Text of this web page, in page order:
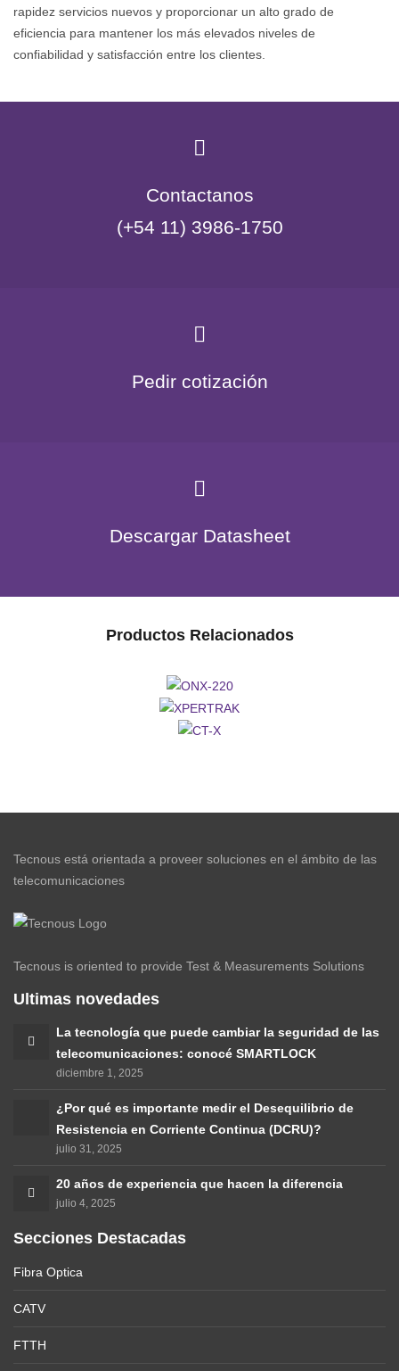
rapidez servicios nuevos y proporcionar un alto grado de
eficiencia para mantener los más elevados niveles de
confiabilidad y satisfacción entre los clientes.
Contactanos
(+54 11) 3986-1750
Pedir cotización
Descargar Datasheet
Productos Relacionados
ONX-
220
XPERTRAK
Tecnous está orientada a proveer soluciones en el ámbito de las
telecomunicaciones
Tecnous is oriented to provide Test & Measurements Solutions
Ultimas novedades
La tecnología que puede cambiar la seguridad de las
telecomunicaciones: conocé SMARTLOCK
diciembre 1, 2025
¿Por qué es importante medir el Desequilibrio de
Resistencia en Corriente Continua (DCRU)?
julio 31, 2025
20 años de experiencia que hacen la diferencia
julio 4, 2025
Secciones Destacadas
Fibra Optica
CATV
FTTH